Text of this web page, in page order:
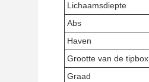
Lichaamsdiepte
Abs
Haven
Grootte van de tipbox
Graad